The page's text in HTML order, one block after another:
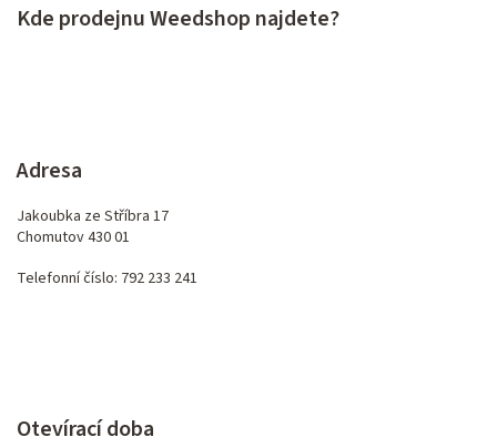
Kde prodejnu Weedshop najdete?
Adresa
Jakoubka ze Stříbra 17
Chomutov 430 01
Telefonní číslo: 792 233 241
Otevírací doba